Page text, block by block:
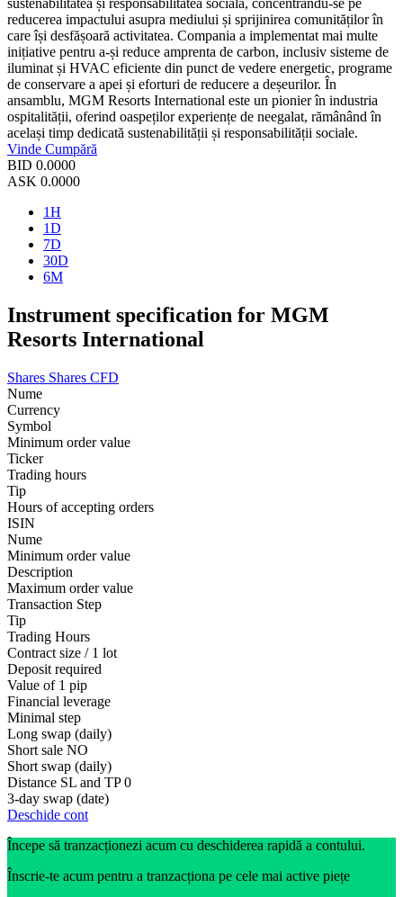
sustenabilitatea și responsabilitatea socială, concentrându-se pe
reducerea impactului asupra mediului și sprijinirea comunităților în
care își desfășoară activitatea. Compania a implementat mai multe
inițiative pentru a-și reduce amprenta de carbon, inclusiv sisteme de
iluminat și HVAC eficiente din punct de vedere energetic, programe
de conservare a apei și eforturi de reducere a deșeurilor. În
ansamblu, MGM Resorts International este un pionier în industria
ospitalității, oferind oaspeților experiențe de neegalat, rămânând în
același timp dedicată sustenabilității și responsabilității sociale.
Vinde Cumpără
BID 0.0000
ASK 0.0000
1H
1D
7D
30D
6M
Instrument specification for MGM
Resorts International
Shares Shares CFD
Nume
Currency
Symbol
Minimum order value
Ticker
Trading hours
Tip
Hours of accepting orders
ISIN
Nume
Minimum order value
Description
Maximum order value
Transaction Step
Tip
Trading Hours
Contract size / 1 lot
Deposit required
Value of 1 pip
Financial leverage
Minimal step
Long swap (daily)
Short sale NO
Short swap (daily)
Distance SL and TP 0
3-day swap (date)
Deschide cont
Începe să tranzacționezi acum cu deschiderea rapidă a contului.
Înscrie-te acum pentru a tranzacționa pe cele mai active piețe